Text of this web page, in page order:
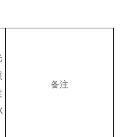
备注